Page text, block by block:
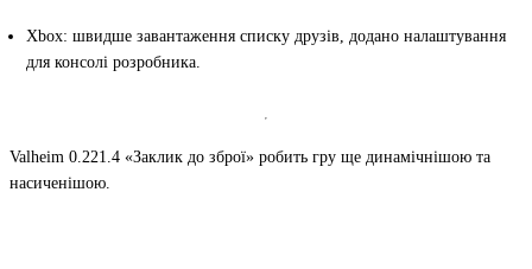
Xbox: швидше завантаження списку друзів, додано налаштування
для консолі розробника.
Valheim 0.221.4 «Заклик до зброї» робить гру ще динамічнішою та
насиченішою.